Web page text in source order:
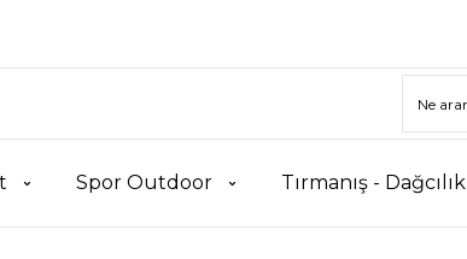
Spor Outdoor Tırmanış -